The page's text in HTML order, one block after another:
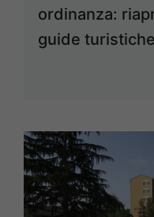
ordinanza:
guide turistiche